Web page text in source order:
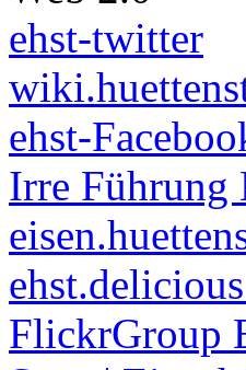
ehst-twitter
ehst-
Irre Führung
FlickrGroup